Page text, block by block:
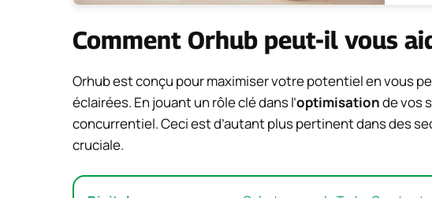
Comment Orhub peut-il vous
Orhub est conçu pour maximiser votre potentiel en vous
éclairées. En jouant un rôle clé dans l’optimisationde vos
concurrentiel. Ceci est d’autant plus pertinent dans des
cruciale.